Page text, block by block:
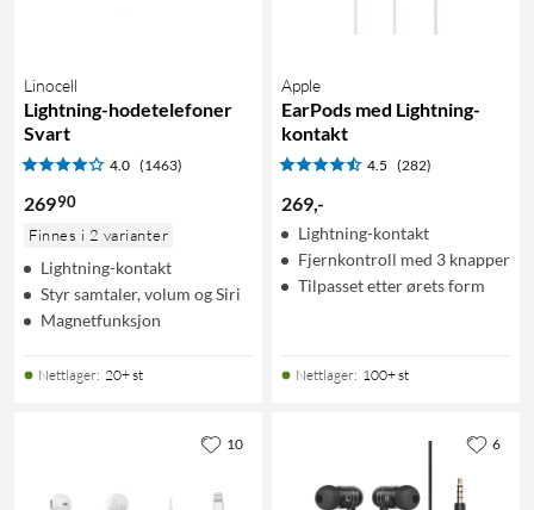
Linocell
Lightning-hodetelefoner
Svart
4.0 (1463)
26990
Finnes i 2 varianter
Lightning-kontakt
Styr samtaler, volum og Siri
Magnetfunksjon
Nettlager: 20+ st
Apple
EarPods med Lightning-
kontakt
4.5 (282)
269,-
Lightning-kontakt
Fjernkontroll med 3 knapper
Tilpasset etter ørets form
Nettlager: 100+ st
10 6